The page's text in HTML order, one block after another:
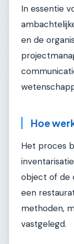
In essentie
en de
Hoe
Het proces
object of de
een
methoden,
vastgelegd.